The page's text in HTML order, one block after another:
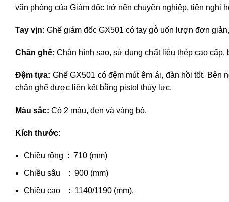
văn phòng của Giám đốc trở nên chuyên nghiệp, tiện nghi
Tay vịn: Ghế giám đốc GX501 có tay gỗ uốn lượn đơn
Chân ghế: Chân hình sao, sử dụng chất liệu thép cao cấp,
Đệm tựa: Ghế GX501 có đệm mút êm ái, đàn hồi tốt.
chân ghế được liên kết bằng pistol thủy lực.
Màu sắc: Có 2 màu, đen và vàng bò.
Kích thước:
Chiều rộng : 710 (mm)
Chiều sâu : 900 (mm)
Chiều cao : 1140/1190 (mm).